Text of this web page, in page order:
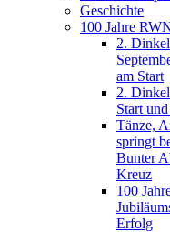
Geschichte
100 Jahre
2.
am Start
2.
Start
Tänze,
springt
Bunter
Kreuz
100
Erfolg